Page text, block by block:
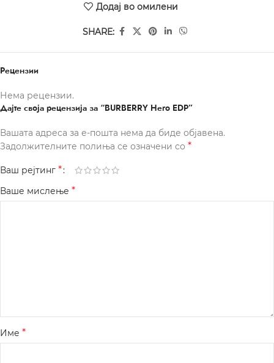
Додај во омилени
SHARE:
Рецензии
Нема рецензии.
Дајте своја рецензија за “BURBERRY Hero EDP”
Вашата адреса за е-пошта нема да биде објавена.
Задолжителните полиња се означени со *
Ваш рејтинг *
Ваше мислење *
Име *